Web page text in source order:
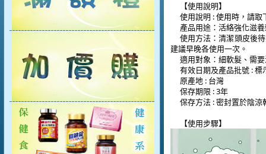
【使用說明】
使用說明 :使用時，請取
產品用途：活絡強化滋
使用方法：清潔頭皮後
建議早晚各使用一次。
適用對象：細軟髮、需
有效日期及產品批號 :標
原產地 : 台灣
保存期限 : 3年
保存方法 :密封置於陰涼
【使用步驟】